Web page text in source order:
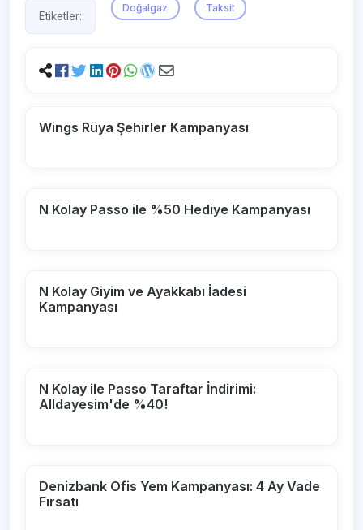
Etiketler:
Doğalgaz Taksit
Wings Rüya Şehirler Kampanyası
N Kolay Passo ile %50 Hediye Kampanyası
N Kolay Giyim ve Ayakkabı İadesi
Kampanyası
N Kolay ile Passo Taraftar İndirimi:
Alldayesim'de %40!
Denizbank Ofis Yem Kampanyası: 4 Ay Vade
Fırsatı